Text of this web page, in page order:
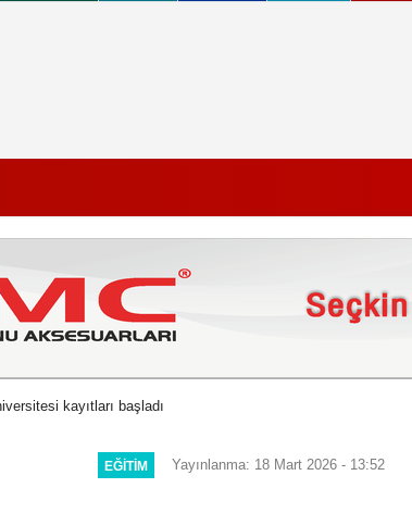
kayıtları başladı
EĞITIM Yayınlanma: 18 Mart 2026 - 13:52